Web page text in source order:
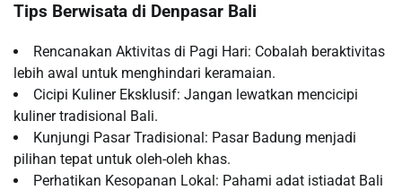
Tips Berwisata di Denpasar Bali
Rencanakan Aktivitas di Pagi Hari: Cobalah beraktivitas
lebih awal untuk menghindari keramaian.
Cicipi Kuliner Eksklusif: Jangan lewatkan mencicipi
kuliner tradisional Bali.
Kunjungi Pasar Tradisional: Pasar Badung menjadi
pilihan tepat untuk oleh-oleh khas.
Perhatikan Kesopanan Lokal: Pahami adat istiadat Bali